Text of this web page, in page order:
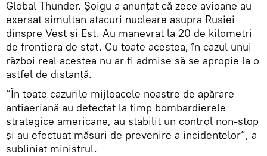
Global Thunder. Șoigu a anunțat că zece avioane au
exersat simultan atacuri nucleare asupra Rusiei
dinspre Vest și Est. Au manevrat la 20 de kilometri
de frontiera de stat. Cu toate acestea, în cazul unui
război real acestea nu ar fi admise să se apropie la o
astfel de distanță.
“În toate cazurile mijloacele noastre de apărare
antiaeriană au detectat la timp bombardierele
strategice americane, au stabilit un control non-stop
și au efectuat măsuri de prevenire a incidentelor”, a
subliniat ministrul.